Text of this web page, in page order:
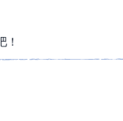
！